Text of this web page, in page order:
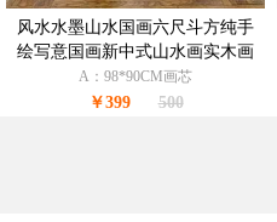
风水水墨山水国画六尺斗方纯手
绘写意国画新中式山水画实木画
框
A：98*90CM画芯
￥399 500